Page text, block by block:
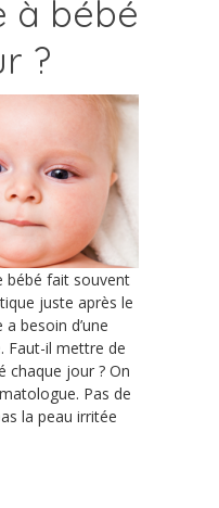
à bébé
?
bébé fait souvent
juste après le
besoin d’une
Faut-il mettre de
chaque jour ? On
Pas de
la peau irritée